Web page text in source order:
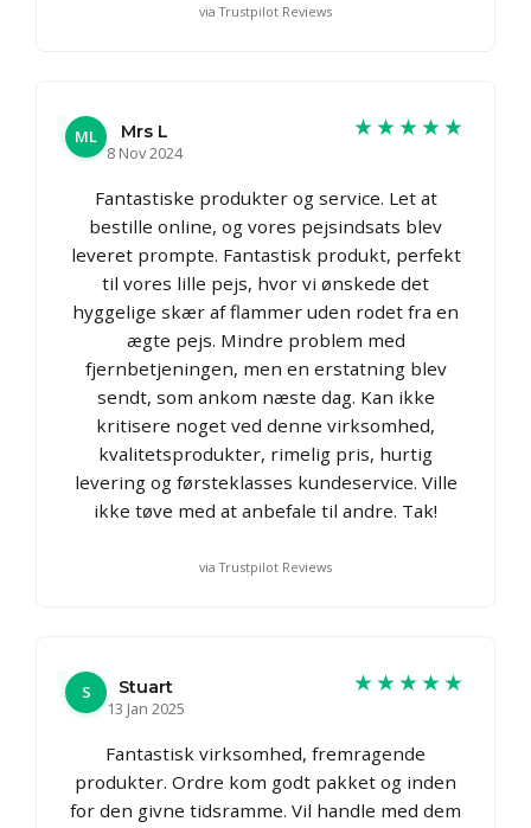
via Trustpilot Reviews
ML
Mrs L
8 Nov 2024
★★★★★
Fantastiske produkter og service. Let at
bestille online, og vores pejsindsats blev
leveret prompte. Fantastisk produkt, perfekt
til vores lille pejs, hvor vi ønskede det
hyggelige skær af flammer uden rodet fra en
ægte pejs. Mindre problem med
fjernbetjeningen, men en erstatning blev
sendt, som ankom næste dag. Kan ikke
kritisere noget ved denne virksomhed,
kvalitetsprodukter, rimelig pris, hurtig
levering og førsteklasses kundeservice. Ville
ikke tøve med at anbefale til andre. Tak!
via Trustpilot Reviews
S
Stuart
13 Jan 2025
★★★★★
Fantastisk virksomhed, fremragende
produkter. Ordre kom godt pakket og inden
for den givne tidsramme. Vil handle med dem